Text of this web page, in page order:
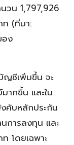
วน 1,797,926
ท (ที่มา:
ง
ญชีเพิ่มขึ้น จะ
ากขึ้น และใน
คับหลักประกัน
การลงทุน และ
โดยเฉพาะ